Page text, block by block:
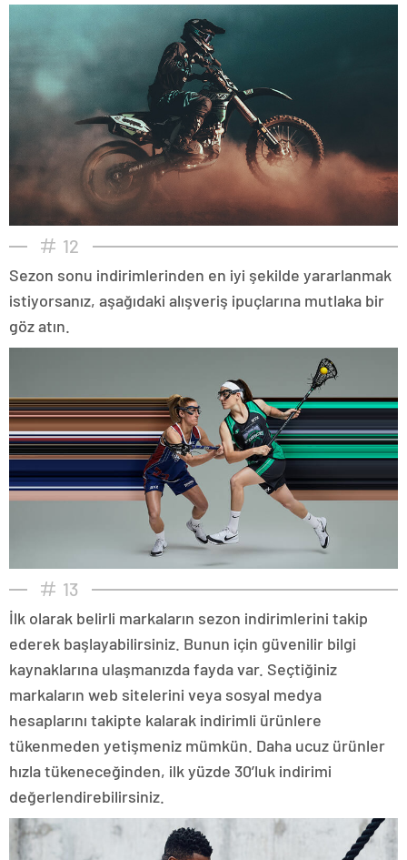
12
Sezon sonu indirimlerinden en iyi şekilde yararlanmak
istiyorsanız, aşağıdaki alışveriş ipuçlarına mutlaka bir
göz atın.
13
İlk olarak belirli markaların sezon indirimlerini takip
ederek başlayabilirsiniz. Bunun için güvenilir bilgi
kaynaklarına ulaşmanızda fayda var. Seçtiğiniz
markaların web sitelerini veya sosyal medya
hesaplarını takipte kalarak indirimli ürünlere
tükenmeden yetişmeniz mümkün. Daha ucuz ürünler
hızla tükeneceğinden, ilk yüzde 30’luk indirimi
değerlendirebilirsiniz.